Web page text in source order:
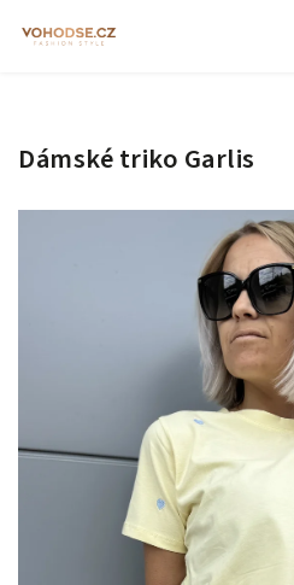
Dámské triko Garlis